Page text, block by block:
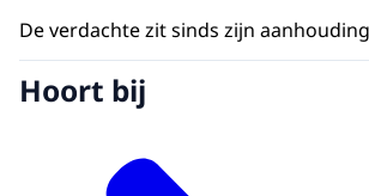
De verdachte zit sinds zijn
Hoort bij